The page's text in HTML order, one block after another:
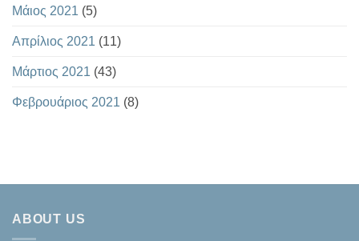
Μάιος 2021 (5)
Απρίλιος 2021 (11)
Μάρτιος 2021 (43)
Φεβρουάριος 2021 (8)
ABOUT US